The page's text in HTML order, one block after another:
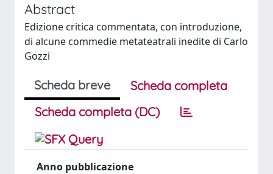
Abstract
Edizione critica commentata, con introduzione,
di alcune commedie metateatrali inedite di Carlo
Gozzi
Scheda breve
Scheda completa
Scheda completa (DC)
Anno pubblicazione